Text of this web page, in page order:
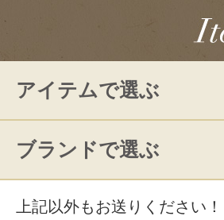
アイテムで選ぶ
ブランドで選ぶ
上記以外もお送りください！